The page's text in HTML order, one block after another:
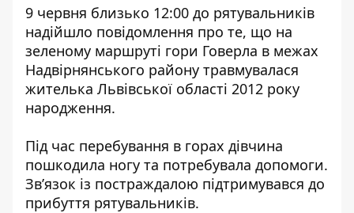
9 червня близько 12:00 до рятувальників
надійшло повідомлення про те, що на
зеленому маршруті гори Говерла в межах
Надвірнянського району травмувалася
жителька Львівської області 2012 року
народження.
Під час перебування в горах дівчина
пошкодила ногу та потребувала допомоги.
Зв’язок із постраждалою підтримувався до
прибуття рятувальників.